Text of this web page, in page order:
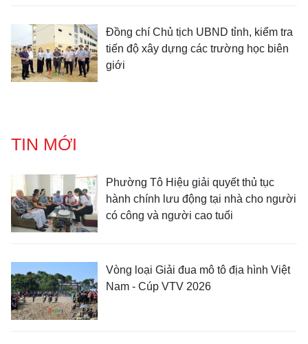
Đồng chí Chủ tịch UBND tỉnh, kiểm tra
tiến độ xây dựng các trường học biên
giới
TIN MỚI
Phường Tô Hiệu giải quyết thủ tục
hành chính lưu động tại nhà cho người
có công và người cao tuổi
Vòng loại Giải đua mô tô địa hình Việt
Nam - Cúp VTV 2026